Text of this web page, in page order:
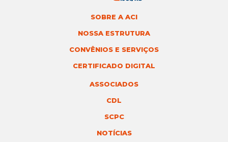
SOBRE A ACI
NOSSA ESTRUTURA
CONVÊNIOS E SERVIÇOS
CERTIFICADO DIGITAL
ASSOCIADOS
CDL
SCPC
NOTÍCIAS